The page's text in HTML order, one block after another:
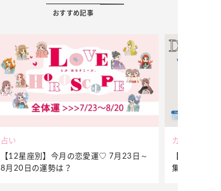
おすすめ記事
占い
【12星座別】今月の恋愛運♡ 7月23日～
8月20日の運勢は？
カルチャー
【Dリーグ
集団♡ 各チ